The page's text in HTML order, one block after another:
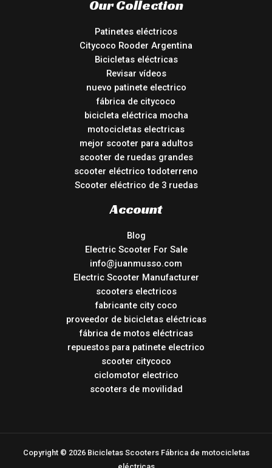
Our Collection
Patinetes eléctricos
Citycoco Rooder Argentina
Bicicletas eléctricas
Revisar vídeos
nuevo patinete electrico
fábrica de citycoco
bicicleta eléctrica mocha
motocicletas electricas
mejor scooter para adultos
scooter de ruedas grandes
scooter eléctrico todoterreno
Scooter eléctrico de 3 ruedas
Account
Blog
Electric Scooter For Sale
info@juanmusso.com
Electric Scooter Manufacturer
scooters electricos
fabricante city coco
proveedor de bicicletas eléctricas
fábrica de motos eléctricas
repuestos para patinete electrico
scooter citycoco
ciclomotor electrico
scooters de movilidad
Copyright © 2026 Bicicletas Scooters Fábrica de motocicletas